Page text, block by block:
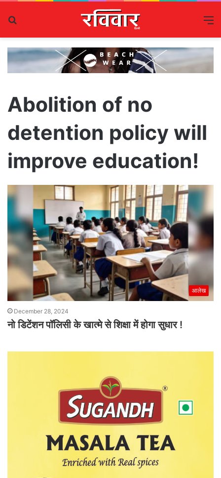
Abolition of no
detention policy will
improve education!
आलेख
December 28, 2024
नो डिटेंशन पॉलिसी के खात्मे से शिक्षा में होगा सुधार !